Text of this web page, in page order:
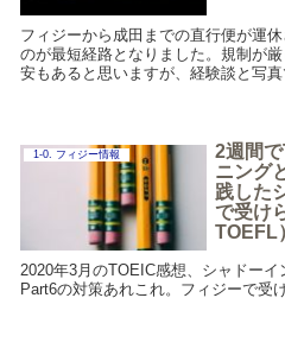
フィジーから成田までの直行便が運
のが最短経路となりました。規制が
安もあると思いますが、経験談と写真
1-0. フィジー情報
2週間
ニング
践した
で受け
TOEFL
2020年3月のTOEIC感想、シャドーイ
Part6の対策あれこれ。フィジーで受